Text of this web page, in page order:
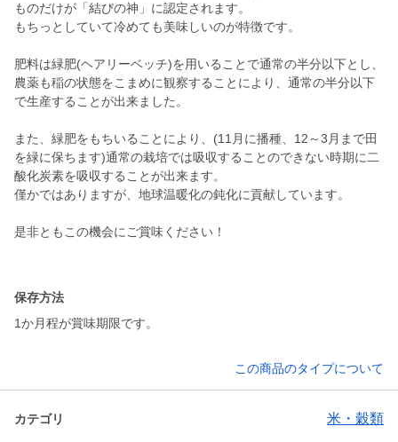
ものだけが「結びの神」に認定されます。
もちっとしていて冷めても美味しいのが特徴です。
肥料は緑肥(ヘアリーベッチ)を用いることで通常の半分以下とし、
農薬も稲の状態をこまめに観察することにより、通常の半分以下
で生産することが出来ました。
また、緑肥をもちいることにより、(11月に播種、12～3月まで田
を緑に保ちます)通常の栽培では吸収することのできない時期に二
酸化炭素を吸収することが出来ます。
僅かではありますが、地球温暖化の鈍化に貢献しています。
是非ともこの機会にご賞味ください！
保存方法
1か月程が賞味期限です。
この商品のタイプについて
カテゴリ 米・穀類